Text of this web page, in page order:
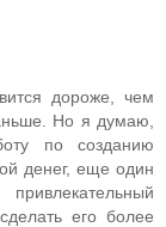
дороже, чем
Но я думаю,
по созданию
денег, еще один
его более